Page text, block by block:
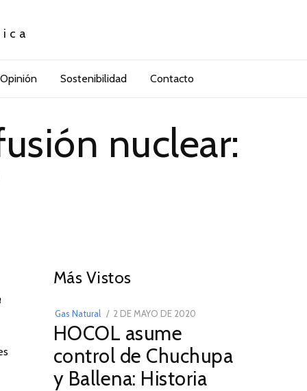
Opinión Sostenibilidad Contacto
nuclear:
Más Vistos
Gas Natural
POSTED
ON
2 DE MAYO DE 2020
DE
2026
HOCOL asume
control de Chuchupa
y Ballena: Historia